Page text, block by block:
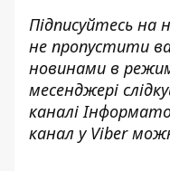
Підписуйтесь на
не пропустити
новинами в
месенджері
каналі
канал у Viber